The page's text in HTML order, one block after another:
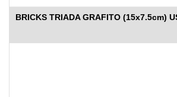
BRICKS TRIADA GRAFITO (15x7.5cm)